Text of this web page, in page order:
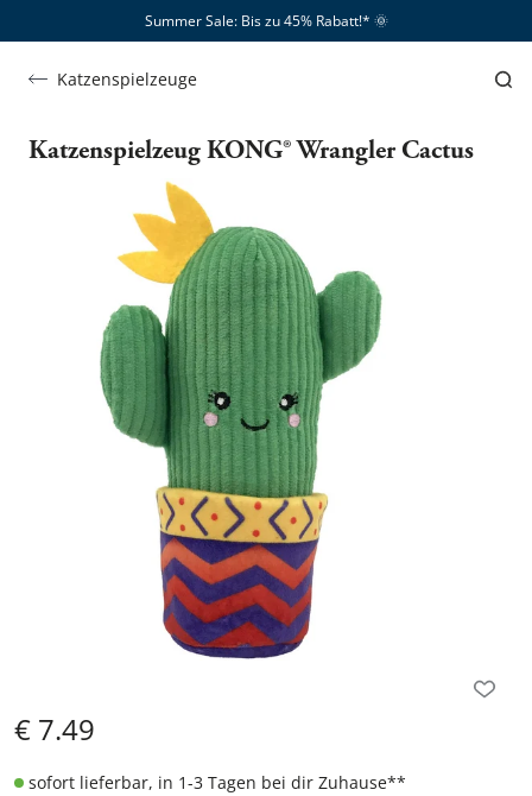
Summer Sale: Bis zu 45% Rabatt!*​ 🌞
Katzenspielzeuge
Katzenspielzeug KONG® Wrangler Cactus
€ 7.49
sofort lieferbar, in 1-3 Tagen bei dir Zuhause**